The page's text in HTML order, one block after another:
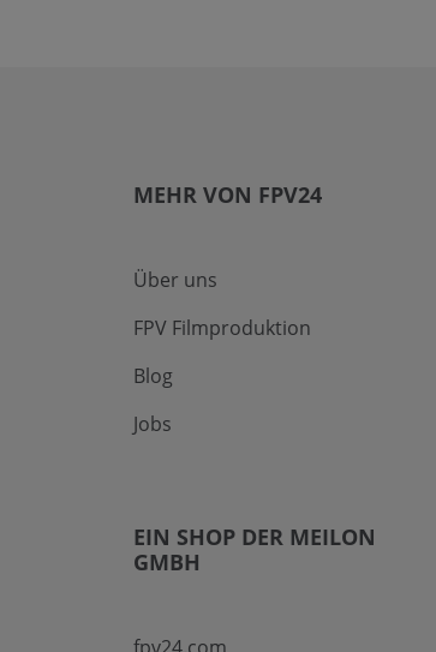
MEHR VON FPV24
Über uns
FPV Filmproduktion
Blog
Jobs
EIN SHOP DER MEILON
GMBH